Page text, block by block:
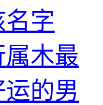
字
木最
的男